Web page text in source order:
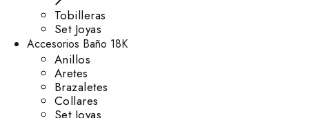
Tobilleras
Set Joyas
Accesorios Baño 18K
Anillos
Aretes
Brazaletes
Collares
Set Joyas